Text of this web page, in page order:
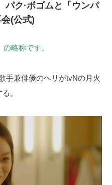
パク·ボゴムと「ウンパ
(公式)
略称です。
手兼俳優のヘリがtvNの月火
。